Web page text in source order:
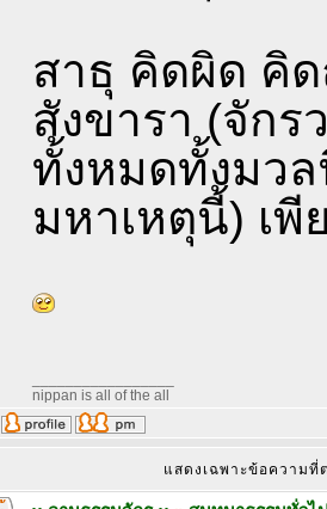
สาธุ คิดผิด คิ
สังขารา (จักร
ทั้งหมดทั้งมว
มหาเหตุนี้) เพี
nippan is all of the all
แสดงเฉพาะข้อความที่